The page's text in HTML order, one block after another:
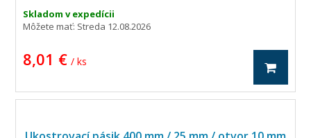
Skladom v expedícii
Môžete mať: Streda 12.08.2026
8,01 € / ks